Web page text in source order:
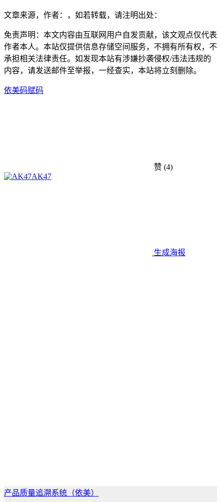
文章来源，作者：，如若转载，请注明出处：
免责声明：本文内容由互联网用户自发贡献，该文观点仅代表
作者本人。本站仅提供信息存储空间服务，不拥有所有权，不
承担相关法律责任。如发现本站有涉嫌抄袭侵权/违法违规的
内容，请发送邮件至举报，一经查实，本站将立刻删除。
依美码赋码
赞 (4)
AK47
生成海报
产品质量追溯系统（依美）